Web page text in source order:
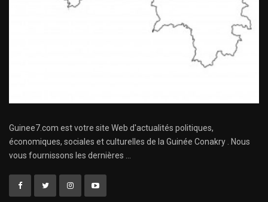
Guinee7.com est votre site Web d'actualités politiques,
économiques, sociales et culturelles de la Guinée Conakry . Nous
vous fournissons les dernières ...